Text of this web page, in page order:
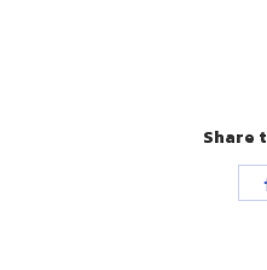
Share